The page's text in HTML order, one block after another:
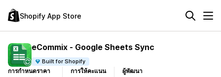
Shopify App Store
eCommix ‑ Google Sheets Sync
Built for Shopify
การกำหนดราคา
การให้คะแนน
ผู้พัฒนา